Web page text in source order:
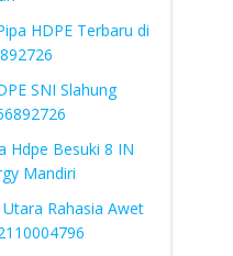
HDPE Terbaru di
SNI Slahung
Hdpe Besuki 8 IN
Mandiri
Utara Rahasia Awet